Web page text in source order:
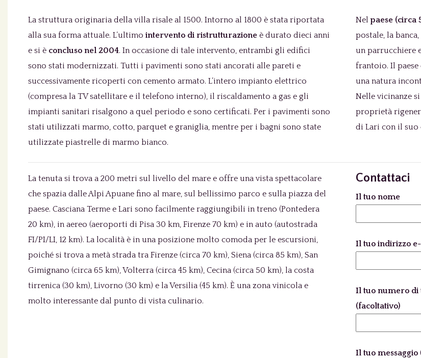
La struttura originaria della villa risale al 1500. Intorno al 1800 è stata riportata
alla sua forma attuale. L’ultimo intervento di ristrutturazione è durato dieci anni
e si è concluso nel 2004. In occasione di tale intervento, entrambi gli edifici
sono stati modernizzati. Tutti i pavimenti sono stati ancorati alle pareti e
successivamente ricoperti con cemento armato. L’intero impianto elettrico
(compresa la TV satellitare e il telefono interno), il riscaldamento a gas e gli
impianti sanitari risalgono a quel periodo e sono certificati. Per i pavimenti sono
stati utilizzati marmo, cotto, parquet e graniglia, mentre per i bagni sono state
utilizzate piastrelle di marmo bianco.
Nelpaese (circa
postale, la
un parrucchiere
frantoio. Il
una natura
Nelle vicinanze
proprietà
di Lari con il suo
La tenuta si trova a 200 metri sul livello del mare e offre una vista spettacolare
che spazia dalle Alpi Apuane fino al mare, sul bellissimo parco e sulla piazza del
paese. Casciana Terme e Lari sono facilmente raggiungibili in treno (Pontedera
20 km), in aereo (aeroporti di Pisa 30 km, Firenze 70 km) e in auto (autostrada
FI/PI/LI, 12 km). La località è in una posizione molto comoda per le escursioni,
poiché si trova a metà strada tra Firenze (circa 70 km), Siena (circa 85 km), San
Gimignano (circa 65 km), Volterra (circa 45 km), Cecina (circa 50 km), la costa
tirrenica (30 km), Livorno (30 km) e la Versilia (45 km). È una zona vinicola e
molto interessante dal punto di vista culinario.
Contattaci
Il tuo nome
Il tuo indirizzo
Il tuo numero di
(facoltativo)
Il tuo messaggio